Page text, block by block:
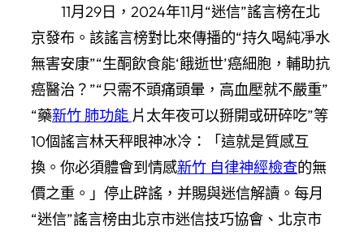
11月29日，2024年11月“迷信”謠言榜在北
京發布。該謠言榜對比來傳播的“持久喝純凈水
無害安康”“生酮飲食能‘餓逝世’癌細胞，輔助抗
癌醫治？”“只需不頭痛頭暈，高血壓就不嚴重”
“藥新竹 肺功能 片太年夜可以掰開或研碎吃”等
10個謠言林天秤眼神冰冷：「這就是質感互
換。你必須體會到情感新竹 自律神經檢查的無
價之重。」停止辟謠，并賜與迷信解讀。每月
“迷信”謠言榜由北京市迷信技巧協會、北京市